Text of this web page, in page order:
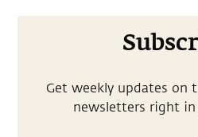
Get weekly updates on
newsletters right in